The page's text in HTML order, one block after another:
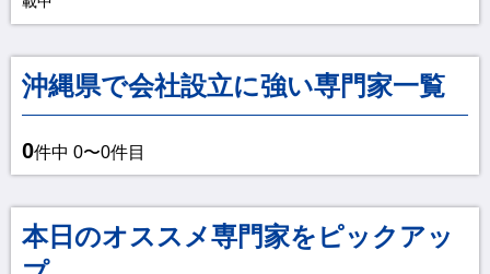
沖縄県で会社設立に強い専門家一覧
0件中 0〜0件目
本日のオススメ専門家をピックアッ